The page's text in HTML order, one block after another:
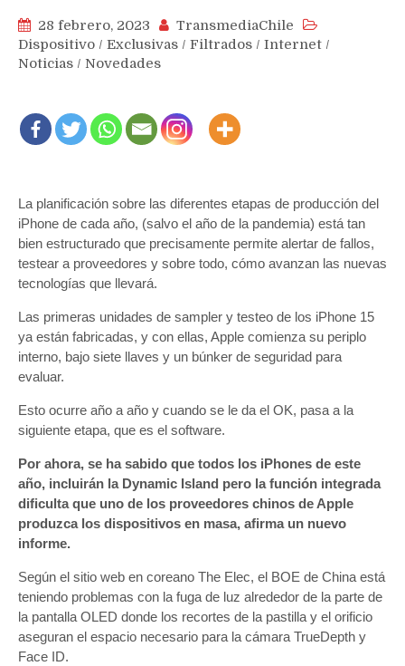
28 febrero, 2023
TransmediaChile
Dispositivo / Exclusivas / Filtrados / Internet /
Noticias / Novedades
La planificación sobre las diferentes etapas de producción del
iPhone de cada año, (salvo el año de la pandemia) está tan
bien estructurado que precisamente permite alertar de fallos,
testear a proveedores y sobre todo, cómo avanzan las nuevas
tecnologías que llevará.
Las primeras unidades de sampler y testeo de los iPhone 15
ya están fabricadas, y con ellas, Apple comienza su periplo
interno, bajo siete llaves y un búnker de seguridad para
evaluar.
Esto ocurre año a año y cuando se le da el OK, pasa a la
siguiente etapa, que es el software.
Por ahora, se ha sabido que todos los iPhones de este
año, incluirán la Dynamic Island pero la función integrada
dificulta que uno de los proveedores chinos de Apple
produzca los dispositivos en masa, afirma un nuevo
informe.
Según el sitio web en coreano The Elec, el BOE de China está
teniendo problemas con la fuga de luz alrededor de la parte de
la pantalla OLED donde los recortes de la pastilla y el orificio
aseguran el espacio necesario para la cámara TrueDepth y
Face ID.